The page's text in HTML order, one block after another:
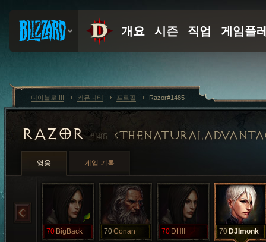
RAZOR#1485
영웅 게임 기록
70 BigBack 70Conan 70 DHII 70 DJImonk
디아블로 III 커뮤니티 프로필 Razor#1485